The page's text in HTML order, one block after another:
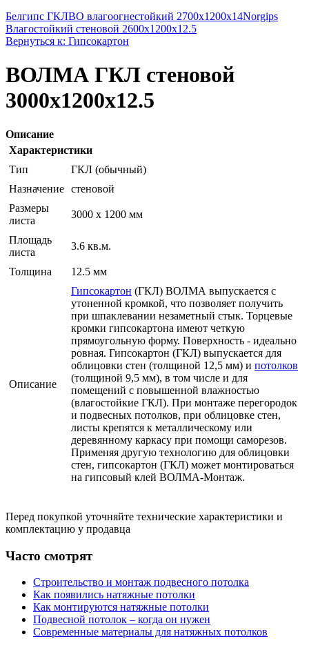
Белгипс ГКЛВО влагоогнестойкий 2700х1200х14Norgips
Влагостойкий стеновой 2600x1200x12.5
Вернуться к: Гипсокартон
ВОЛМА ГКЛ стеновой
3000х1200х12.5
Описание
Характеристики
Тип
ГКЛ (обычный)
Назначение стеновой
Размеры
листа
3000 x 1200 мм
Площадь
листа
3.6 кв.м.
Толщина 12.5 мм
Описание
Гипсокартон (ГКЛ) ВОЛМА выпускается с
утоненной кромкой, что позволяет получить
при шпаклевании незаметный стык. Торцевые
кромки гипсокартона имеют четкую
прямоугольную форму. Поверхность - идеально
ровная. Гипсокартон (ГКЛ) выпускается для
облицовки стен (толщиной 12,5 мм) и потолков
(толщиной 9,5 мм), в том числе и для
помещений с повышенной влажностью
(влагостойкие ГКЛ). При монтаже перегородок
и подвесных потолков, при облицовке стен,
листы крепятся к металлическому или
деревянному каркасу при помощи саморезов.
Применяя другую технологию для облицовки
стен, гипсокартон (ГКЛ) может монтироваться
на гипсовый клей ВОЛМА-Монтаж.
Перед покупкой уточняйте технические характеристики и
комплектацию у продавца
Часто смотрят
Строительство и монтаж подвесного потолка
Как появились натяжные потолки
Как монтируются натяжные потолки
Подвесной потолок – когда он нужен
Современные материалы для натяжных потолков